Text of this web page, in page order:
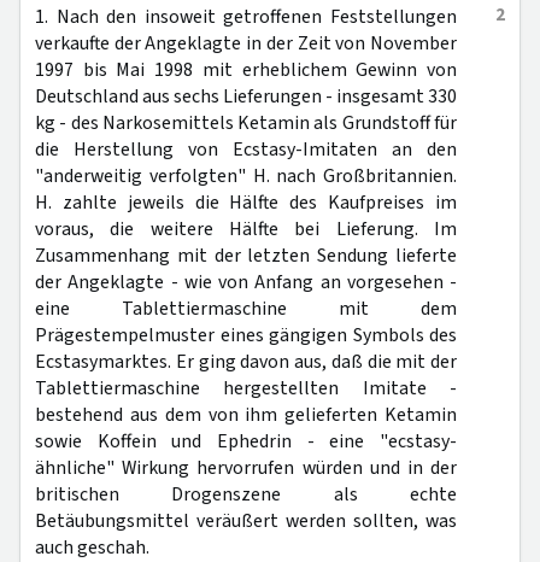
2
1. Nach den insoweit getroffenen Feststellungen
verkaufte der Angeklagte in der Zeit von November
1997 bis Mai 1998 mit erheblichem Gewinn von
Deutschland aus sechs Lieferungen - insgesamt 330
kg - des Narkosemittels Ketamin als Grundstoff für
die Herstellung von Ecstasy-Imitaten an den
"anderweitig verfolgten" H. nach Großbritannien.
H. zahlte jeweils die Hälfte des Kaufpreises im
voraus, die weitere Hälfte bei Lieferung. Im
Zusammenhang mit der letzten Sendung lieferte
der Angeklagte - wie von Anfang an vorgesehen -
eine Tablettiermaschine mit dem
Prägestempelmuster eines gängigen Symbols des
Ecstasymarktes. Er ging davon aus, daß die mit der
Tablettiermaschine hergestellten Imitate -
bestehend aus dem von ihm gelieferten Ketamin
sowie Koffein und Ephedrin - eine "ecstasy-
ähnliche" Wirkung hervorrufen würden und in der
britischen Drogenszene als echte
Betäubungsmittel veräußert werden sollten, was
auch geschah.